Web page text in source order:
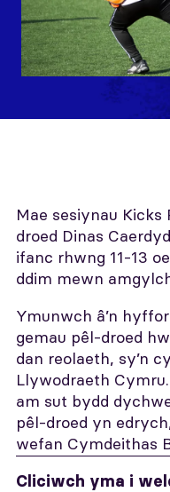
Mae sesiynau
droed Dinas
ifanc rhwng 11-13
ddim mewn
Ymunwch â’n
gemau pêl-droed
dan reolaeth, sy’n
Llywodraeth
am sut bydd
pêl-droed yn
wefan Cymdeithas
Cliciwch yma i